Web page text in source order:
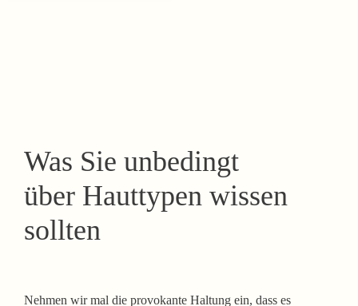
Was Sie unbedingt
über Hauttypen wissen
sollten
Nehmen wir mal die provokante Haltung ein, dass es